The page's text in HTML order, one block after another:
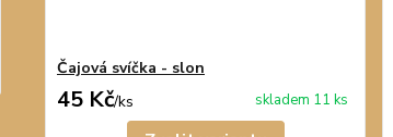
Čajová svíčka - slon
45 Kč/ks skladem 11 ks